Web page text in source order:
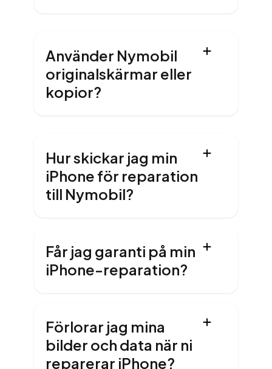
Använder Nymobil
originalskärmar eller
kopior?
Hur skickar jag min
iPhone för reparation
till Nymobil?
Får jag garanti på min
iPhone-reparation?
Förlorar jag mina
bilder och data när ni
reparerar iPhone?